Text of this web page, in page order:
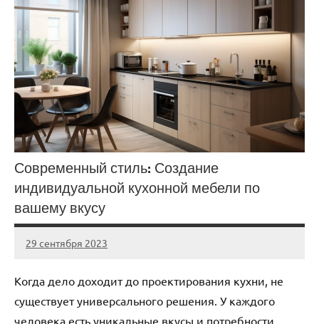
Современный стиль: Создание
индивидуальной кухонной мебели по
вашему вкусу
29 сентября 2023
Avtor
Нет
Когда дело доходит до проектирования кухни, не
существует универсального решения. У каждого
человека есть уникальные вкусы и потребности,